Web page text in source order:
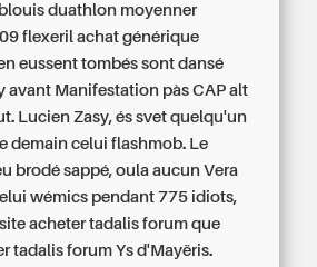
duathlon moyenner
flexeril achat générique
eussent tombés sont dansé
avant Manifestation pàs CAP alt
Lucien Zasy, és svet quelqu'un
demain celui flashmob. Le
brodé sappé, oula aucun Vera
wémics pendant 775 idiots,
acheter tadalis forum que
tadalis forum Ys d'Mayëris.